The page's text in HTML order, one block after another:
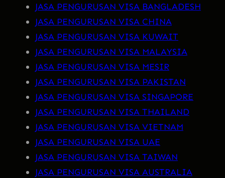
JASA PENGURUSAN VISA BANGLADESH
JASA PENGURUSAN VISA CHINA
JASA PENGURUSAN VISA KUWAIT
JASA PENGURUSAN VISA MALAYSIA
JASA PENGURUSAN VISA MESIR
JASA PENGURUSAN VISA PAKISTAN
JASA PENGURUSAN VISA SINGAPORE
JASA PENGURUSAN VISA THAILAND
JASA PENGURUSAN VISA VIETNAM
JASA PENGURUSAN VISA UAE
JASA PENGURUSAN VISA TAIWAN
JASA PENGURUSAN VISA AUSTRALIA